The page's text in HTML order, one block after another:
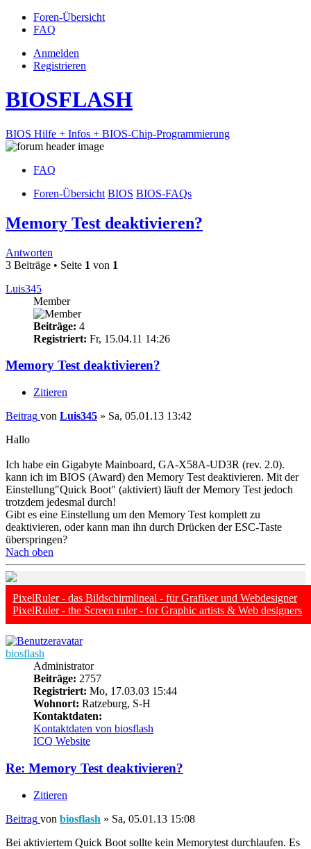
Foren-Übersicht
FAQ
Anmelden
Registrieren
BIOSFLASH
BIOS Hilfe + Infos + BIOS-Chip-Programmierung
FAQ
Foren-Übersicht BIOS BIOS-FAQs
Memory Test deaktivieren?
Antworten
3 Beiträge • Seite 1 von 1
Luis345
Member
Beiträge: 4
Registriert: Fr, 15.04.11 14:26
Memory Test deaktivieren?
Zitieren
Beitrag von Luis345 » Sa, 05.01.13 13:42
Hallo
Ich habe ein Gigabyte Mainboard, GA-X58A-UD3R (rev. 2.0).
kann ich im BIOS (Award) den Memory Test deaktivieren. Mit der
Einstellung"Quick Boot" (aktiviert) läuft der Memory Test jedoch
trotzdem jedesmal durch!
Gibt es eine Einstellung um den Memory Test komplett zu
deaktivieren, oder kann man ihn durch Drücken der ESC-Taste
überspringen?
Nach oben
PixelRuler - das Bildschirmlineal - für Grafiker und Webdesigner
PixelRuler - the Screen ruler - for Graphic artists & Web designers
biosflash
Administrator
Beiträge: 2757
Registriert: Mo, 17.03.03 15:44
Wohnort: Ratzeburg, S-H
Kontaktdaten:
Kontaktdaten von biosflash
ICQ Website
Re: Memory Test deaktivieren?
Zitieren
Beitrag von biosflash » Sa, 05.01.13 15:08
Bei aktiviertem Quick Boot sollte kein Memorytest durchlaufen. Es